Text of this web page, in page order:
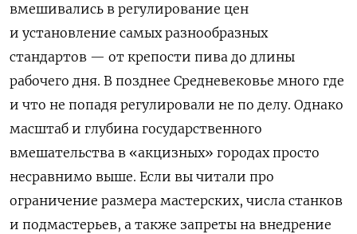
вмешивались в регулирование цен
и установление самых разнообразных
стандартов — от крепости пива до длины
рабочего дня. В позднее Средневековье много где
и что не попадя регулировали не по делу. Однако
масштаб и глубина государственного
вмешательства в «акцизных» городах просто
несравнимо выше. Если вы читали про
ограничение размера мастерских, числа станков
и подмастерьев, а также запреты на внедрение